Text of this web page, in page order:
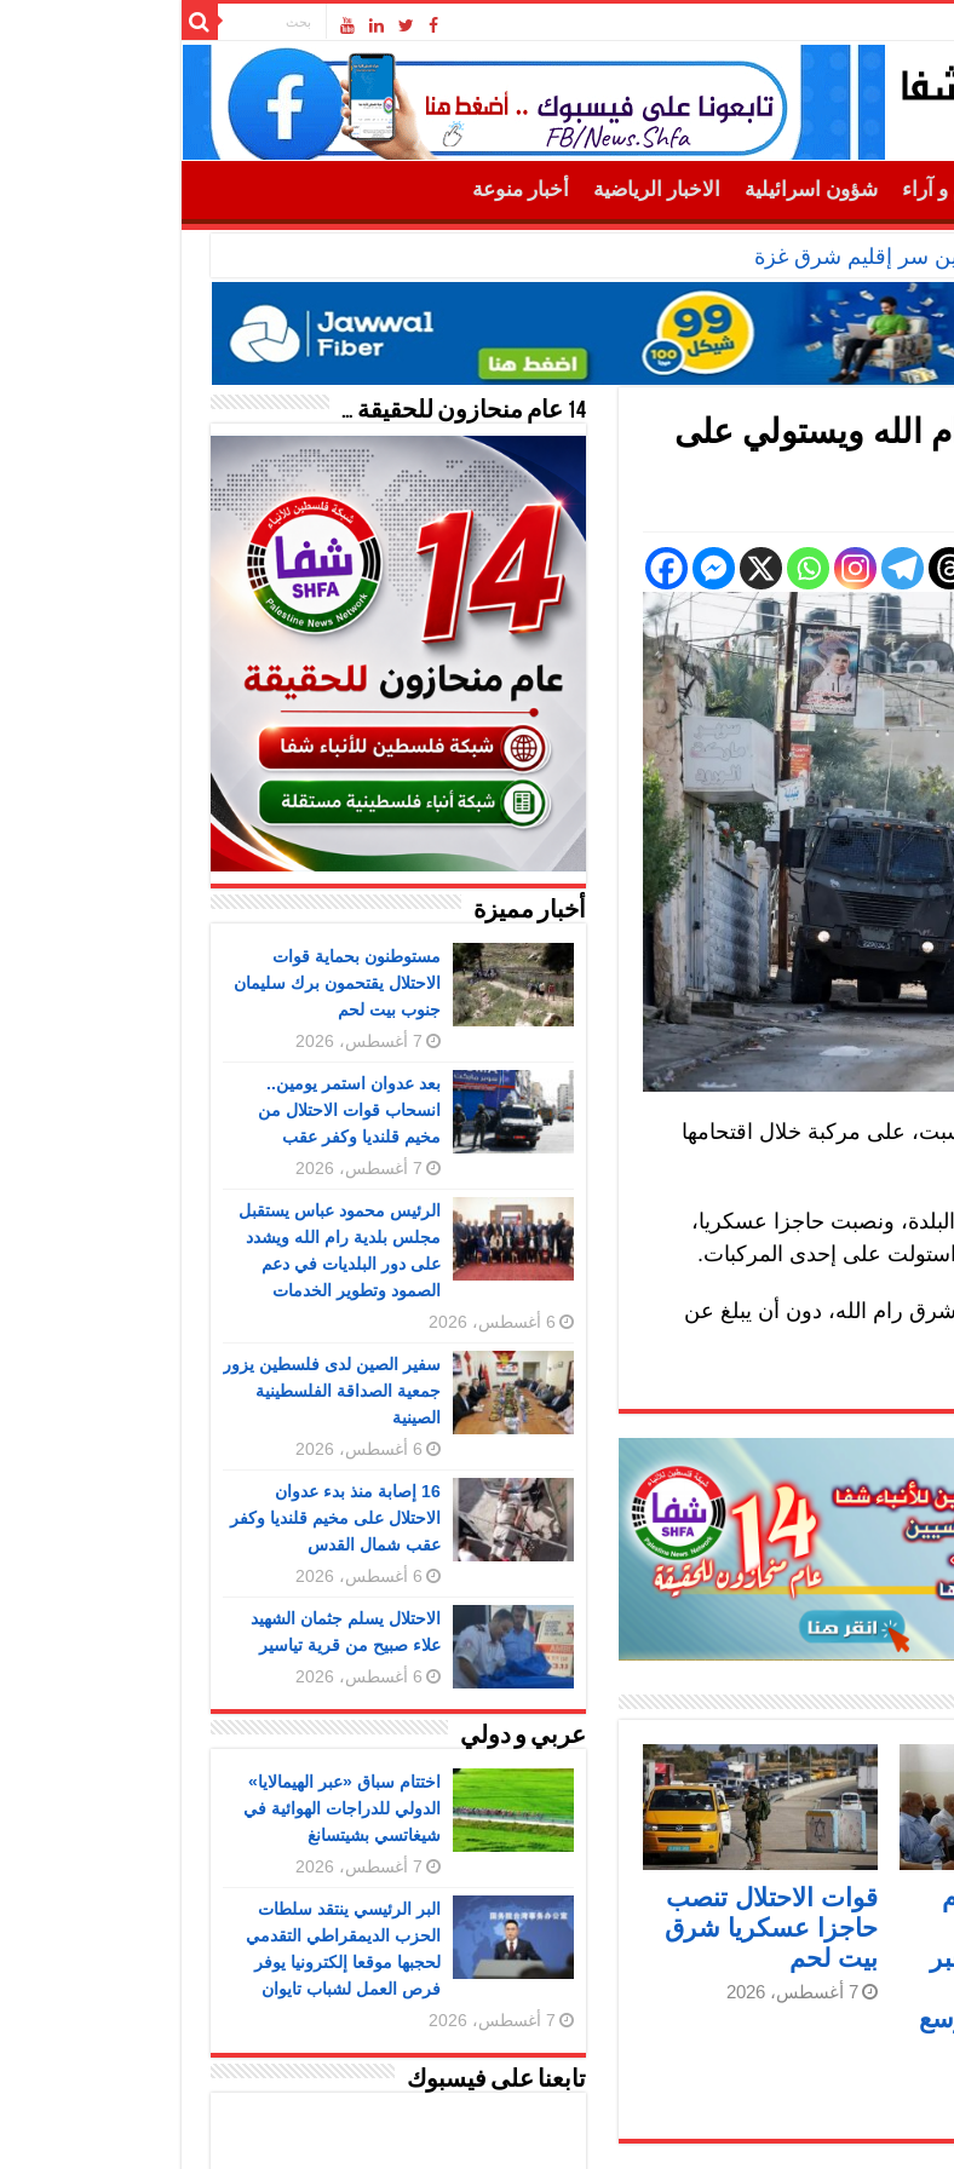
و آراء شؤون اسرائيلية الاخبار الرياضية أخبار منوعة
سر إقليم شرق غزة
الله ويستولي على
على مركبة خلال اقتحامها
ونصبت حاجزا عسكريا،
على إحدى المركبات.
رام الله، دون أن يبلغ عن
قوات الاحتلال تنصب
حاجزا عسكريا شرق
بيت لحم
7 أغسطس، 2026
14 عام منحازون للحقيقة …
أخبار مميزة
مستوطنون بحماية قوات
الاحتلال يقتحمون برك سليمان
جنوب بيت لحم
7 أغسطس، 2026
بعد عدوان استمر يومين..
انسحاب قوات الاحتلال من
مخيم قلنديا وكفر عقب
7 أغسطس، 2026
الرئيس محمود عباس يستقبل
مجلس بلدية رام الله ويشدد
على دور البلديات في دعم
الصمود وتطوير الخدمات
6 أغسطس، 2026
سفير الصين لدى فلسطين يزور
جمعية الصداقة الفلسطينية
الصينية
6 أغسطس، 2026
16 إصابة منذ بدء عدوان
الاحتلال على مخيم قلنديا وكفر
عقب شمال القدس
6 أغسطس، 2026
الاحتلال يسلم جثمان الشهيد
علاء صبيح من قرية تياسير
6 أغسطس، 2026
عربي و دولي
اختتام سباق «عبر الهيمالايا»
الدولي للدراجات الهوائية في
شيغاتسي بشيتسانغ
7 أغسطس، 2026
البر الرئيسي ينتقد سلطات
الحزب الديمقراطي التقدمي
لحجبها موقعا إلكترونيا يوفر
فرص العمل لشباب تايوان
7 أغسطس، 2026
تابعنا على فيسبوك